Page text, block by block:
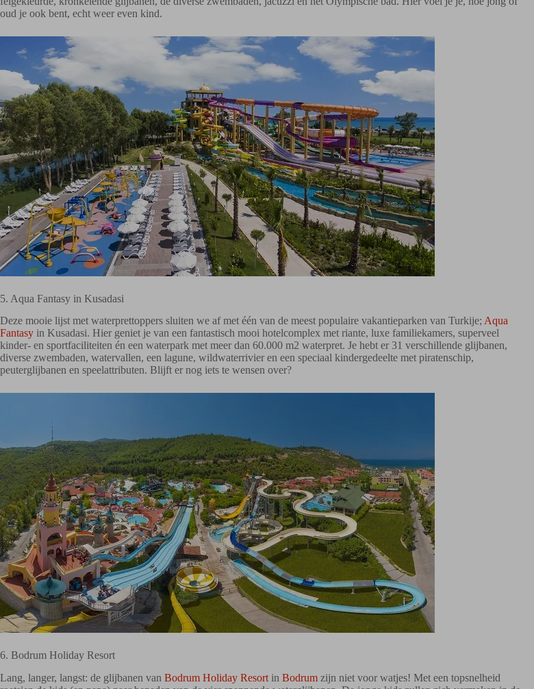
oud je ook bent, echt weer even kind.
5. Aqua Fantasy in Kusadasi
Deze mooie lijst met waterprettoppers sluiten we af met één van de meest populaire vakantieparken van Turkije; Aqua
Fantasy in Kusadasi. Hier geniet je van een fantastisch mooi hotelcomplex met riante, luxe familiekamers, superveel
kinder- en sportfaciliteiten én een waterpark met meer dan 60.000 m2 waterpret. Je hebt er 31 verschillende glijbanen,
diverse zwembaden, watervallen, een lagune, wildwaterrivier en een speciaal kindergedeelte met piratenschip,
peuterglijbanen en speelattributen. Blijft er nog iets te wensen over?
6. Bodrum Holiday Resort
Lang, langer, langst: de glijbanen van Bodrum Holiday Resort in Bodrum zijn niet voor watjes! Met een topsnelheid